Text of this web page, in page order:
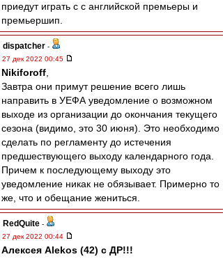
приедут играть с с английской премьеры и
премьершип.
dispatcher -
27 дек 2022 00:45
Nikiforoff
Завтра они примут решение всего лишь
направить в УЕФА уведомление о возможном
выходе из организации до окончания текущего
сезона (видимо, это 30 июня). Это необходимо
сделать по регламенту до истечения
предшествующего выходу календарного года.
Причем к последующему выходу это
уведомление никак не обязывает. Примерно то
же, что и обещание жениться.
RedQuite -
27 дек 2022 00:44
Алексея Alekos (42) с ДР!!!